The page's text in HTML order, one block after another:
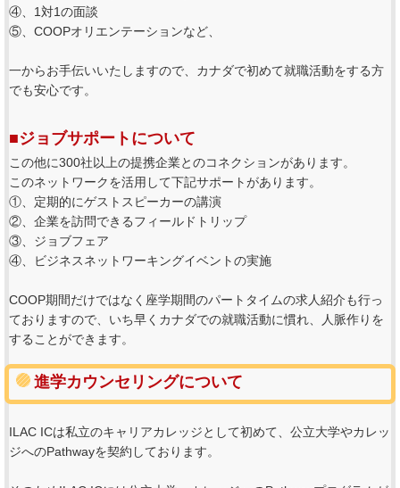
④、1対1の面談
⑤、COOPオリエンテーションなど、
一からお手伝いいたしますので、カナダで初めて就職活動をする方
でも安心です。
■ジョブサポートについて
この他に300社以上の提携企業とのコネクションがあります。
このネットワークを活用して下記サポートがあります。
①、定期的にゲストスピーカーの講演
②、企業を訪問できるフィールドトリップ
③、ジョブフェア
④、ビジネスネットワーキングイベントの実施
COOP期間だけではなく座学期間のパートタイムの求人紹介も行っ
ておりますので、いち早くカナダでの就職活動に慣れ、人脈作りを
することができます。
進学カウンセリングについて
ILAC ICは私立のキャリアカレッジとして初めて、公立大学やカレッ
ジへのPathwayを契約しております。